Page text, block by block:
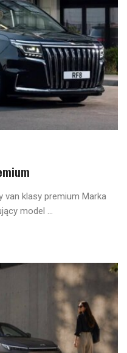
van klasy premium Marka
model ...